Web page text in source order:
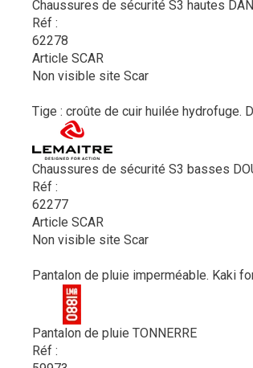
Chaussures de sécurité S3 hautes
Réf :
62278
Article SCAR
Non visible site Scar
Tige : croûte de cuir huilée hydrofuge.
Chaussures de sécurité S3 basses
Réf :
62277
Article SCAR
Non visible site Scar
Pantalon de pluie imperméable. Kaki
Pantalon de pluie TONNERRE
Réf :